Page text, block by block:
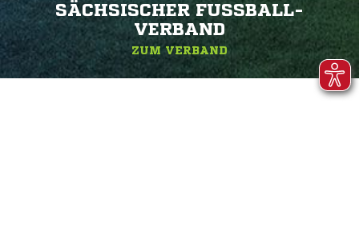
SÄCHSISCHER FUSSBALL-V
ERBAND
ZUM VERBAND